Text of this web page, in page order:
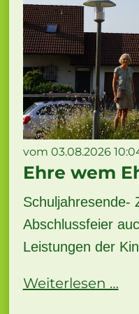
vom 03.08.2026
Ehre wem
Schuljahresende-
Abschlussfeier
Leistungen der
Weiterlesen …